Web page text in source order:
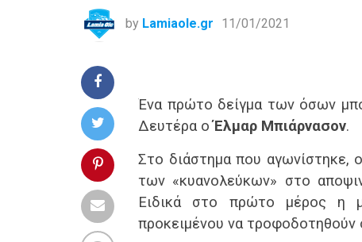
by Lamiaole.gr 11/01/2021
Ένα πρώτο δείγμα των όσων
Δευτέρα οΈλμαρ Μπιάρνασον.
Στο διάστημα που αγωνίστηκε,
των «κυανολεύκων» στο
Ειδικά στο πρώτο μέρος η
προκειμένου να τροφοδοτηθούν